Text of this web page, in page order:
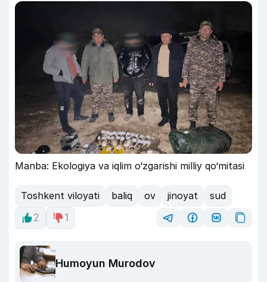
Manba: Ekologiya va iqlim o‘zgarishi milliy qo‘mitasi
Toshkent viloyati baliq ov jinoyat
sud
2
1
Humoyun Murodov